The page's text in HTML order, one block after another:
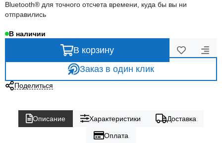
Bluetooth® для точного отсчета времени, куда бы вы ни
отправились
В наличии
В корзину
Заказ в один клик
Поделиться
Описание Характеристики Доставка
Оплата